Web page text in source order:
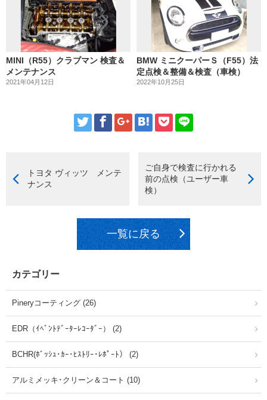
MINI（R55）クラブマン 検査＆
メンテナンス
2021年04月12日
BMW ミニクーパーＳ（F55）法
定点検＆整備＆検査（車検）
2022年10月25日
トヨタ ヴィッツ メンテ
ナンス
ご自身で検査に行かれる
前の点検（ユーザー車
検）
一覧に戻る
カテゴリー
Pineryコーティング (26)
EDR（ｲﾍﾞﾝﾄﾃﾞｰﾀｰﾚｺｰﾀﾞｰ） (2)
BCHR(ﾎﾞｯｼｭ･ｶｰ･ﾋｽﾄﾘｰ･ﾚﾎﾟｰﾄ） (2)
アルミメッキ･クリーン＆コート (10)